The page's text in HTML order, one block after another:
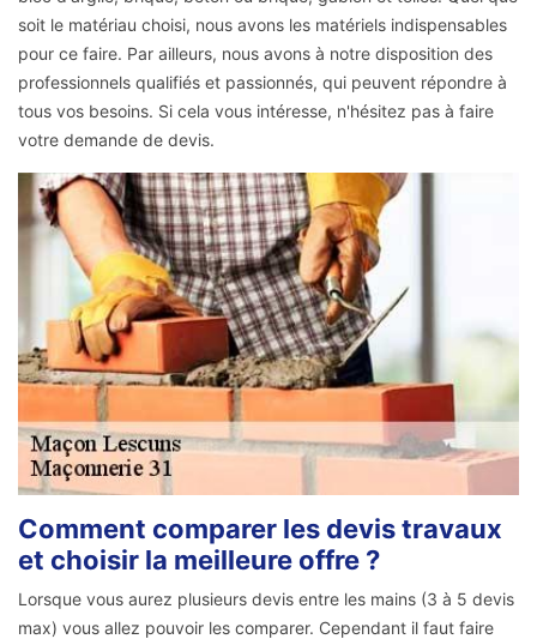
soit le matériau choisi, nous avons les matériels indispensables
pour ce faire. Par ailleurs, nous avons à notre disposition des
professionnels qualifiés et passionnés, qui peuvent répondre à
tous vos besoins. Si cela vous intéresse, n'hésitez pas à faire
votre demande de devis.
Comment comparer les devis travaux
et choisir la meilleure offre ?
Lorsque vous aurez plusieurs devis entre les mains (3 à 5 devis
max) vous allez pouvoir les comparer. Cependant il faut faire